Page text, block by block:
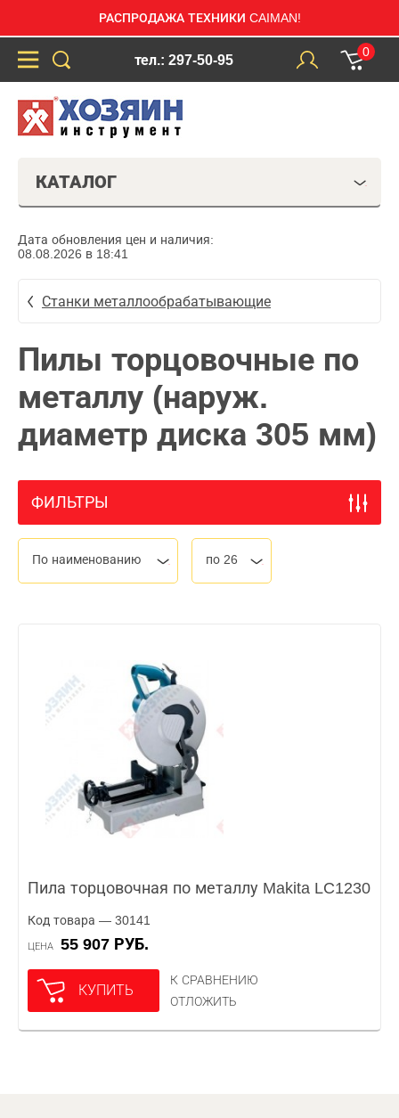
РАСПРОДАЖА ТЕХНИКИ CAIMAN!
тел.: 297-50-95
0
КАТАЛОГ
Дата обновления цен и наличия:
08.08.2026 в 18:41
Станки металлообрабатывающие
Пилы торцовочные по
металлу (наруж.
диаметр диска 305 мм)
ФИЛЬТРЫ
По наименованию по 26
Пила торцовочная по металлу Makita LC1230
Код товара — 30141
ЦЕНА 55 907 РУБ.
КУПИТЬ
К СРАВНЕНИЮ
ОТЛОЖИТЬ